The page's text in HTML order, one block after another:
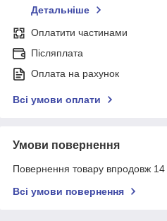
Детальніше
Оплатити частинами
Післяплата
Оплата на рахунок
Всі умови оплати
Умови повернення
Повернення товару впродовж 14
Всі умови повернення